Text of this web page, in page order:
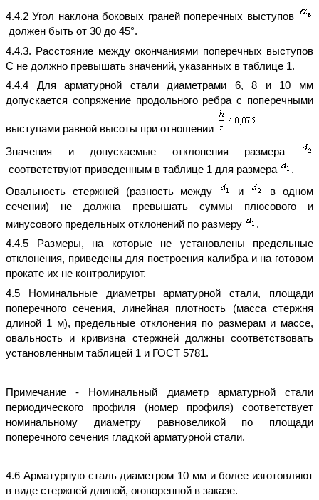
4.4.2 Угол наклона боковых граней поперечных выступов
должен быть от 30 до 45°.
4.4.3. Расстояние между окончаниями поперечных выступов
С не должно превышать значений, указанных в таблице 1.
4.4.4 Для арматурной стали диаметрами 6, 8 и 10 мм
допускается сопряжение продольного ребра с поперечными
выступами равной высоты при отношении
Значения и допускаемые отклонения размера
соответствуют приведенным в таблице 1 для размера
.
Овальность стержней (разность между
и
в одном
сечении) не должна превышать суммы плюсового и
минусового предельных отклонений по размеру
.
4.4.5 Размеры, на которые не установлены предельные
отклонения, приведены для построения калибра и на готовом
прокате их не контролируют.
4.5 Номинальные диаметры арматурной стали, площади
поперечного сечения, линейная плотность (масса стержня
длиной 1 м), предельные отклонения по размерам и массе,
овальность и кривизна стержней должны соответствовать
установленным таблицей 1 и ГОСТ 5781.
Примечание - Номинальный диаметр арматурной стали
периодического профиля (номер профиля) соответствует
номинальному диаметру равновеликой по площади
поперечного сечения гладкой арматурной стали.
4.6 Арматурную сталь диаметром 10 мм и более изготовляют
в виде стержней длиной, оговоренной в заказе.